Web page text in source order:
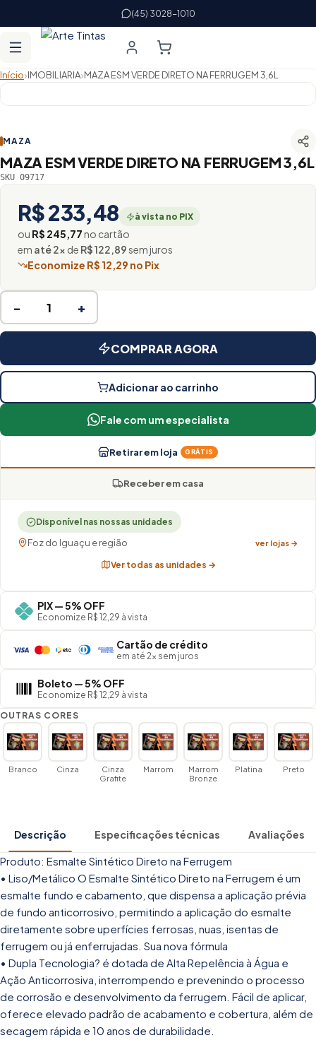
(45) 3028-1010
Início›IMOBILIARIA›MAZA ESM VERDE DIRETO NA FERRUGEM 3,6L
MAZA
MAZA ESM VERDE DIRETO NA FERRUGEM 3,6L
SKU 09717
R$ 233,48 à vista no PIX
ou R$ 245,77no cartão
em até 2× de R$ 122,89sem juros
Economize R$ 12,29 no Pix
− +
COMPRAR AGORA
Adicionar ao carrinho
Fale com um especialista
Retirar em loja GRÁTIS
Receber em casa
Disponível nas nossas unidades
Foz do Iguaçu e região ver lojas →
Ver todas as unidades →
PIX — 5% OFF
Economize R$ 12,29 à vista
Cartão de crédito
em até 2× sem juros
Boleto — 5% OFF
Economize R$ 12,29 à vista
OUTRAS CORES
Branco Cinza
Cinza
Grafite
Marrom
Marrom
Bronze
Platina Preto
Descrição Especificações técnicas Avaliações
Produto: Esmalte Sintético Direto na Ferrugem
• Liso/Metálico O Esmalte Sintético Direto na Ferrugem é um
esmalte fundo e cabamento, que dispensa a aplicação prévia
de fundo anticorrosivo, permitindo a aplicação do esmalte
diretamente sobre uperfícies ferrosas, nuas, isentas de
ferrugem ou já enferrujadas. Sua nova fórmula
• Dupla Tecnologia? é dotada de Alta Repelência à Água e
Ação Anticorrosiva, interrompendo e prevenindo o processo
de corrosão e desenvolvimento da ferrugem. Fácil de aplicar,
oferece elevado padrão de acabamento e cobertura, além de
secagem rápida e 10 anos de durabilidade.